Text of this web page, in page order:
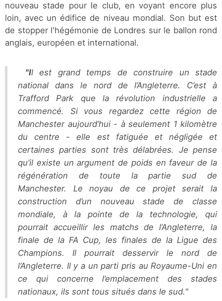
nouveau stade pour le club, en voyant encore plus
loin, avec un édifice de niveau mondial. Son but est
de stopper l'hégémonie de Londres sur le ballon rond
anglais, européen et international.
"Il est grand temps de construire un stade
national dans le nord de l’Angleterre. C’est à
Trafford Park que la révolution industrielle a
commencé. Si vous regardez cette région de
Manchester aujourd’hui - à seulement 1 kilomètre
du centre - elle est fatiguée et négligée et
certaines parties sont très délabrées. Je pense
qu’il existe un argument de poids en faveur de la
régénération de toute la partie sud de
Manchester. Le noyau de ce projet serait la
construction d’un nouveau stade de classe
mondiale, à la pointe de la technologie, qui
pourrait accueillir les matchs de l’Angleterre, la
finale de la FA Cup, les finales de la Ligue des
Champions. Il pourrait desservir le nord de
l’Angleterre. Il y a un parti pris au Royaume-Uni en
ce qui concerne l’emplacement des stades
nationaux, ils sont tous situés dans le sud."